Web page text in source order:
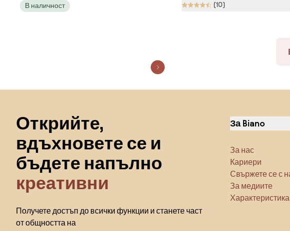
В наличност
Wenko
(10)
Открийте,
вдъхновете се и
бъдете напълно
креативни
Получете достъп до всички функции и станете част
от общността на
За Biano
За нас
Кариери
Свържете се с
За медиите
Характеристика